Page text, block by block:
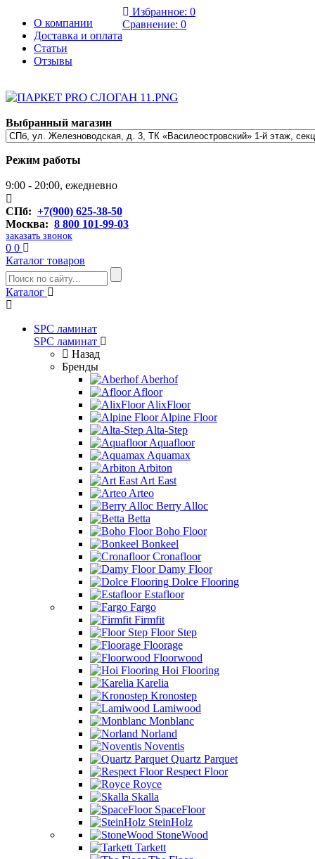
О компании
Доставка и оплата
Статьи
Отзывы
Избранное: 0
Сравнение: 0
Выбранный магазин
Режим работы
9:00 - 20:00, ежедневно
СПб: +7(900) 625-38-50
Москва: 8 800 101-99-03
заказать звонок
0 0
Каталог товаров
Каталог
SPC ламинат
SPC ламинат
Назад
Бренды
Aberhof
Afloor
AlixFloor
Alpine Floor
Alta-Step
Aquafloor
Aquamax
Arbiton
Art East
Arteo
Berry Alloc
Betta
Boho Floor
Bonkeel
Cronafloor
Damy Floor
Dolce Flooring
Estafloor
Fargo
Firmfit
Floor Step
Floorage
Floorwood
Hoi Flooring
Karelia
Kronostep
Lamiwood
Monblanc
Norland
Noventis
Quartz Parquet
Respect Floor
Royce
Skalla
SpaceFloor
SteinHolz
StoneWood
Tarkett